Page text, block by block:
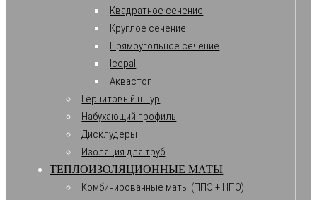
Квадратное сечение
Круглое сечение
Прямоугольное сечение
Icopal
Аквастоп
Гернитовый шнур
Набухающий профиль
Дисклудеры
Изоляция для труб
ТЕПЛОИЗОЛЯЦИОННЫЕ МАТЫ
Комбинированные маты (ППЭ + НПЭ)